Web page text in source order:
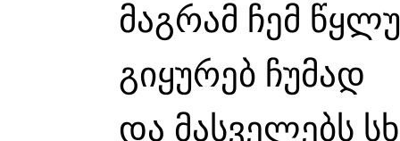
მაგრამ ჩემ
გიყურებ ჩუმად
და მასველებს